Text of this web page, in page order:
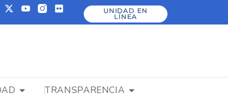
UNIDAD EN
LÍNEA
TRANSPARENCIA